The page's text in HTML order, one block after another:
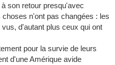
son retour presqu'avec
n'ont pas changées : les
d'autant plus ceux qui ont
pour la survie de leurs
d'une Amérique avide